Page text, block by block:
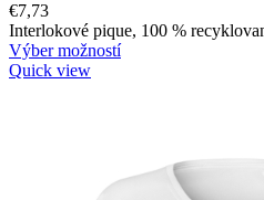
€7,73
Interlokové pique, 100 %
Výber možností
Quick view